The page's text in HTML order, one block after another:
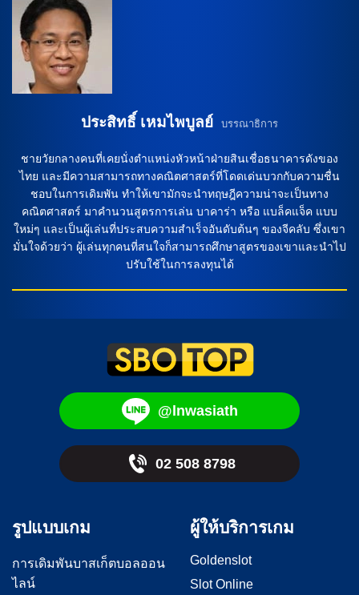
ความสำคัญของการทำนายฟุตบอล การทำนายผลการแข่งขัน
ฟุตบอลเป็นสิ่งที่สำคัญมากสำหรับนักเดิมพัน และผู้ชมกีฬาทั่วไป
ซึ่งทำให้การวิเคราะห์บอล มีความสำคัญอย่างยิ่งในปัจจุบัน โดย
เฉพาะอย่างยิ่งในช่วงเวลาที่โลกทั้งโลกกำลังต่อสู้กับการระบาด
ของไวรัสโควิด-19 ที่ส่งผลกระทบต่อการแข่งขันทั่วโลก การ
ทำนายผลการแข่งขันฟุตบอลเป็นสิ่งที่ยากลำบากมากขึ้น คาด
นี้ ลิเวอร์พูลจะเป็นทีมที่มีโอกาสชนะมากกว่า โดยมีผลต่อ
ประสิทธิภาพของทีมในฤดูกาลนี้ การทำนายฟุตบอลเป็นสิ่งที่น่า
สนใจและซับซ้อน ซึ่งทำให้การดูบอลสดเป็นสิ่งที่น่าติดตามอย่าง
ประสิทธิ์ เหมไพบูลย์ บรรณาธิการ
ชายวัยกลางคนที่เคยนั่งตำแหน่งหัวหน้าฝ่ายสินเชื่อธนาคารดังของ
ไทย และมีความสามารถทางคณิตศาสตร์ที่โดดเด่นบวกกับความชื่น
ชอบในการเดิมพัน ทำให้เขามักจะนำทฤษฎีความน่าจะเป็นทาง
คณิตศาสตร์ มาคำนวนสูตรการเล่น บาคาร่า หรือ แบล็คแจ็ค แบบ
ใหม่ๆ และเป็นผู้เล่นที่ประสบความสำเร็จอันดับต้นๆ ของจีคลับ ซึ่งเขา
มั่นใจด้วยว่า ผู้เล่นทุกคนที่สนใจก็สามารถศึกษาสูตรของเขาและนำไป
ปรับใช้ในการลงทุนได้
@lnwasiath
02 508 8798
รูปแบบเกม
การเดิมพันบาสเก็ตบอลออน
ไลน์
ผู้ให้บริการเกม
Goldenslot
Slot Online